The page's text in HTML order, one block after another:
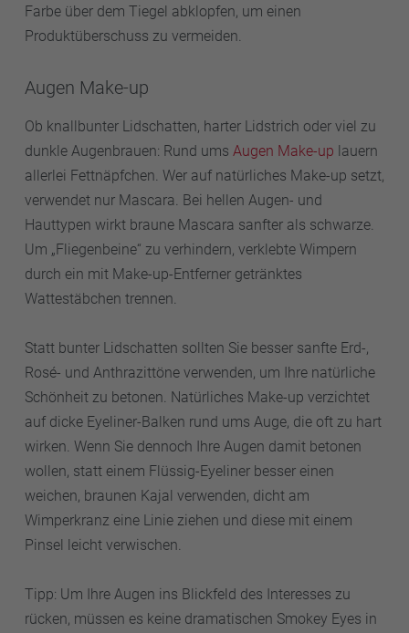
Farbe über dem Tiegel abklopfen, um einen
Produktüberschuss zu vermeiden.
Augen Make-up
Ob knallbunter Lidschatten, harter Lidstrich oder viel zu
dunkle Augenbrauen: Rund ums Augen Make-up lauern
allerlei Fettnäpfchen. Wer auf natürliches Make-up setzt,
verwendet nur Mascara. Bei hellen Augen- und
Hauttypen wirkt braune Mascara sanfter als schwarze.
Um „Fliegenbeine“ zu verhindern, verklebte Wimpern
durch ein mit Make-up-Entferner getränktes
Wattestäbchen trennen.
Statt bunter Lidschatten sollten Sie besser sanfte Erd-,
Rosé- und Anthrazittöne verwenden, um Ihre natürliche
Schönheit zu betonen. Natürliches Make-up verzichtet
auf dicke Eyeliner-Balken rund ums Auge, die oft zu hart
wirken. Wenn Sie dennoch Ihre Augen damit betonen
wollen, statt einem Flüssig-Eyeliner besser einen
weichen, braunen Kajal verwenden, dicht am
Wimperkranz eine Linie ziehen und diese mit einem
Pinsel leicht verwischen.
Tipp: Um Ihre Augen ins Blickfeld des Interesses zu
rücken, müssen es keine dramatischen Smokey Eyes in